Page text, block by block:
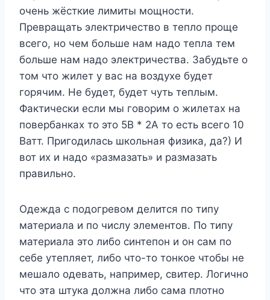
очень жёсткие лимиты мощности.
Превращать электричество в тепло проще
всего, но чем больше нам надо тепла тем
больше нам надо электричества. Забудьте о
том что жилет у вас на воздухе будет
горячим. Не будет, будет чуть теплым.
Фактически если мы говорим о жилетах на
повербанках то это 5В * 2А то есть всего 10
Ватт. Пригодилась школьная физика, да?) И
вот их и надо «размазать» и размазать
правильно.
Одежда с подогревом делится по типу
материала и по числу элементов. По типу
материала это либо синтепон и он сам по
себе утепляет, либо что-то тонкое чтобы не
мешало одевать, например, свитер. Логично
что эта штука должна либо сама плотно